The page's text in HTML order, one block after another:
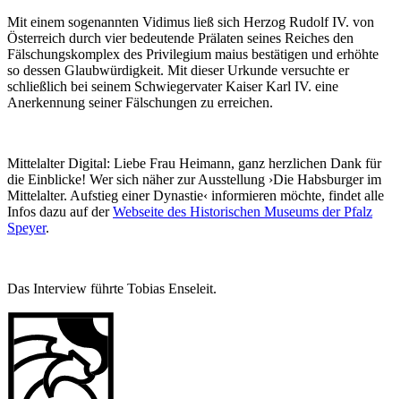
Mit einem sogenannten Vidimus ließ sich Herzog Rudolf IV. von
Österreich durch vier bedeutende Prälaten seines Reiches den
Fälschungskomplex des Privilegium maius bestätigen und erhöhte
so dessen Glaubwürdigkeit. Mit dieser Urkunde versuchte er
schließlich bei seinem Schwiegervater Kaiser Karl IV. eine
Anerkennung seiner Fälschungen zu erreichen.
Mittelalter Digital: Liebe Frau Heimann, ganz herzlichen Dank für
die Einblicke! Wer sich näher zur Ausstellung ›Die Habsburger im
Mittelalter. Aufstieg einer Dynastie‹ informieren möchte, findet alle
Infos dazu auf derWebseite des Historischen Museums der Pfalz
Speyer.
Das Interview führte Tobias Enseleit.